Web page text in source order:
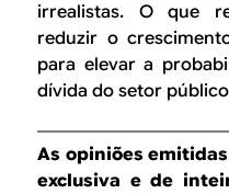
irrealistas. O que
reduzir o
para elevar a
dívida do setor
As opiniões
exclusiva e de